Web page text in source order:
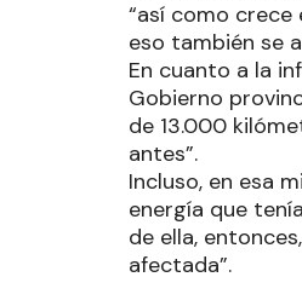
“así como
eso también se
En cuanto a la
Gobierno
de 13.000
antes”.
Incluso, en esa
energía que
de ella,
afectada”.